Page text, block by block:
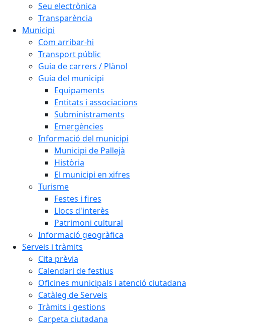
Seu electrònica
Transparència
Municipi
Com arribar-hi
Transport públic
Guia de carrers / Plànol
Guia del municipi
Equipaments
Entitats i associacions
Subministraments
Emergències
Informació del municipi
Municipi de Pallejà
Història
El municipi en xifres
Turisme
Festes i fires
Llocs d'interès
Patrimoni cultural
Informació geogràfica
Serveis i tràmits
Cita prèvia
Calendari de festius
Oficines municipals i atenció ciutadana
Catàleg de Serveis
Tràmits i gestions
Carpeta ciutadana